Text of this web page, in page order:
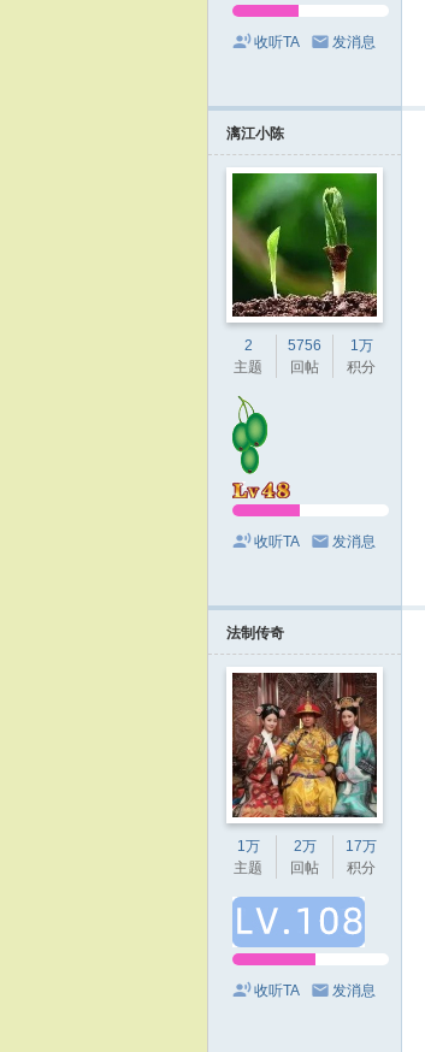
收听TA 发消息
漓江小陈
2
主题
5756
回帖
1万
积分
收听TA 发消息
法制传奇
1万
主题
2万
回帖
17万
积分
收听TA 发消息